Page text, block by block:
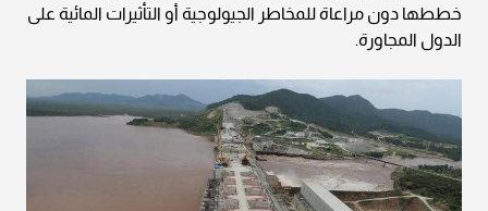
خططها دون مراعاة للمخاطر الجيولوجية أو التأثيرات المائية على
الدول المجاورة.